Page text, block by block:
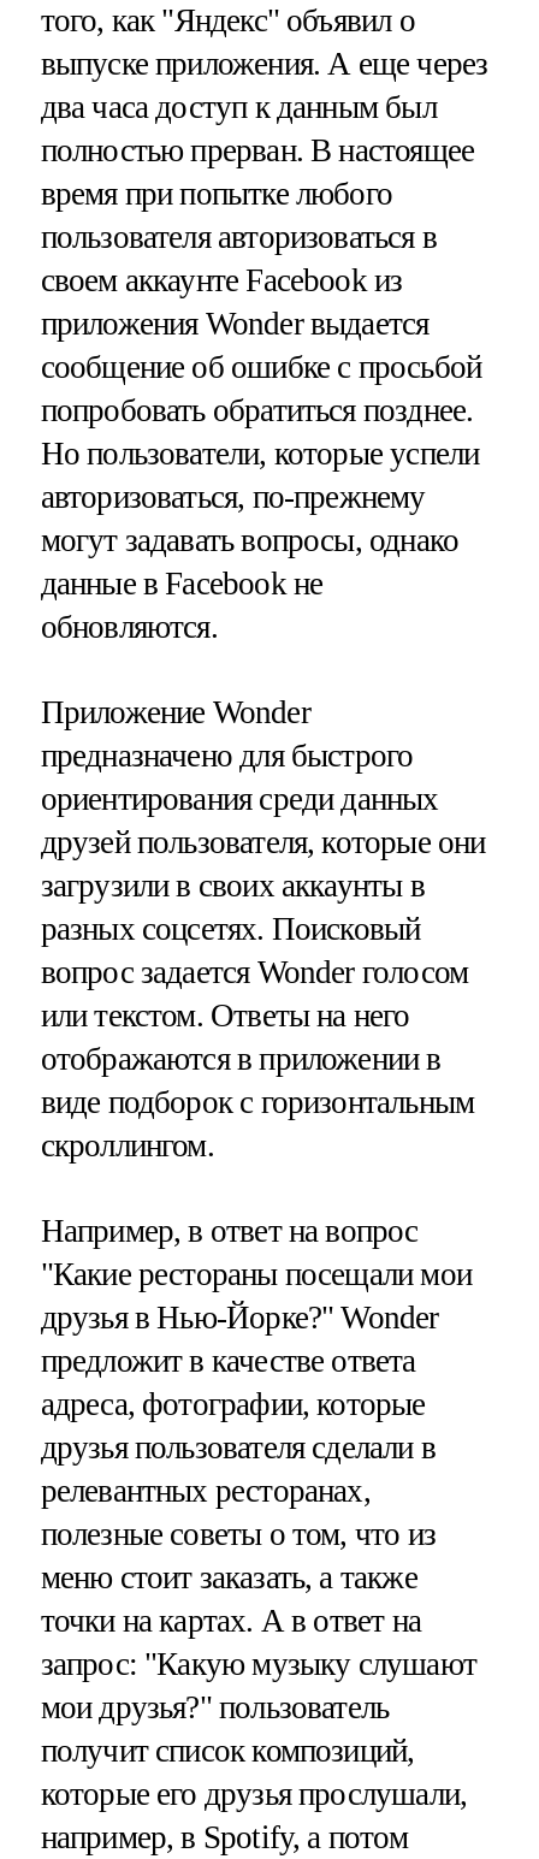
того, как "Яндекс" объявил о
выпуске приложения. А еще через
два часа доступ к данным был
полностью прерван. В настоящее
время при попытке любого
пользователя авторизоваться в
своем аккаунте Facebook из
приложения Wonder выдается
сообщение об ошибке с просьбой
попробовать обратиться позднее.
Но пользователи, которые успели
авторизоваться, по-прежнему
могут задавать вопросы, однако
данные в Facebook не
обновляются.
Приложение Wonder
предназначено для быстрого
ориентирования среди данных
друзей пользователя, которые они
загрузили в своих аккаунты в
разных соцсетях. Поисковый
вопрос задается Wonder голосом
или текстом. Ответы на него
отображаются в приложении в
виде подборок с горизонтальным
скроллингом.
Например, в ответ на вопрос
"Какие рестораны посещали мои
друзья в Нью-Йорке?" Wonder
предложит в качестве ответа
адреса, фотографии, которые
друзья пользователя сделали в
релевантных ресторанах,
полезные советы о том, что из
меню стоит заказать, а также
точки на картах. А в ответ на
запрос: "Какую музыку слушают
мои друзья?" пользователь
получит список композиций,
которые его друзья прослушали,
например, в Spotify, а потом